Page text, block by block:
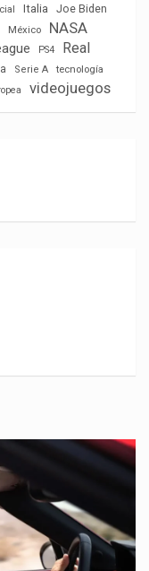
Italia Joe Biden
México NASA
PS4
Real
Serie A
tecnología
videojuegos